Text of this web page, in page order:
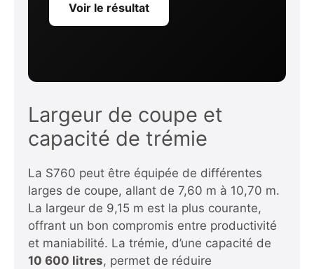
Voir le résultat
Largeur de coupe et
capacité de trémie
La S760 peut être équipée de différentes
larges de coupe, allant de 7,60 m à 10,70 m.
La largeur de 9,15 m est la plus courante,
offrant un bon compromis entre productivité
et maniabilité. La trémie, d’une capacité de
10 600 litres, permet de réduire